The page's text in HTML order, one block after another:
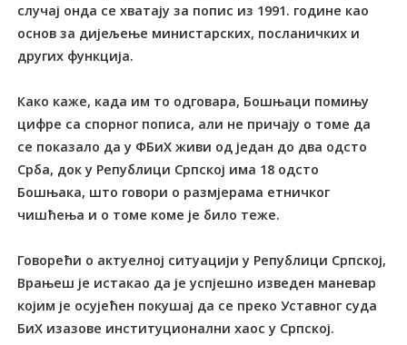
случај онда се хватају за попис из 1991. године као
основ за дијељење министарских, посланичких и
других функција.
Како каже, када им то одговара, Бошњаци помињу
цифре са спорног пописа, али не причају о томе да
се показало да у ФБиХ живи од један до два одсто
Срба, док у Републици Српској има 18 одсто
Бошњака, што говори о размјерама етничког
чишћења и о томе коме је било теже.
Говорећи о актуелној ситуацији у Републици Српској,
Врањеш је истакао да је успјешно изведен маневар
којим је осујећен покушај да се преко Уставног суда
БиХ изазове институционални хаос у Српској.